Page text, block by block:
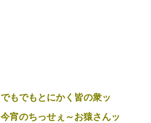
でもでもとにかく皆の衆ッ
今宵のちっせぇ～お猿さんッ